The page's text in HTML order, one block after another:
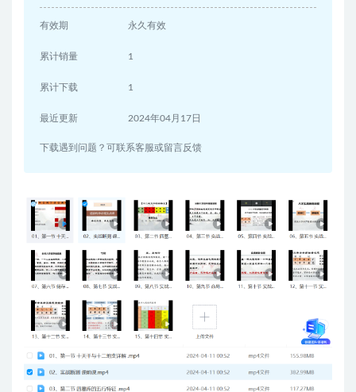
有效期 永久有效
累计销量 1
累计下载 1
最近更新 2024年04月17日
下载遇到问题？可联系客服或留言反馈